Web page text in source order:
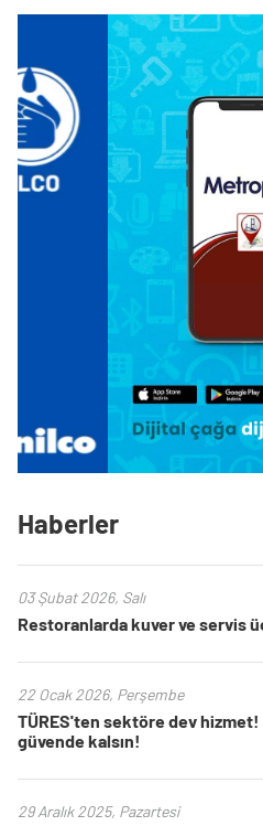
Haberler
03 Şubat 2026, Salı
Restoranlarda kuver ve servis
22 Ocak 2026, Perşembe
TÜRES'ten sektöre dev
güvende kalsın!
29 Aralık 2025, Pazartesi